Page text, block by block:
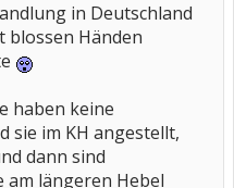
in Deutschland
blossen Händen
haben keine
sie im KH angestellt,
dann sind
am längeren Hebel